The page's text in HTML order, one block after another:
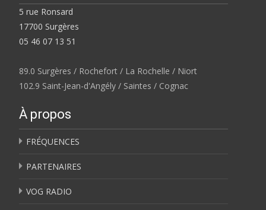
5 rue Ronsard
17700 Surgères
05 46 07 13 51
89.0 Surgères / Rochefort / La Rochelle / Niort
102.9 Saint-Jean-d'Angély / Saintes / Cognac
À propos
FRÉQUENCES
PARTENAIRES
VOG RADIO